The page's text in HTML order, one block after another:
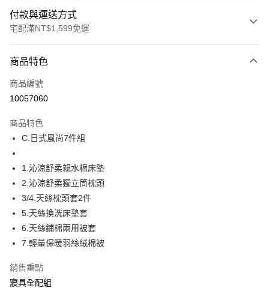
付款與運送方式
宅配滿NT$1,599免運
信用卡一次付款
LINE Pay
街口支付
全盈+PAY
運送方式
每筆NT$150，滿NT$1,599(含以上)免運費
商品特色
商品編號
10057060
商品特色
C.日式風尚7件組
1.沁涼舒柔親水棉床墊
2.沁涼舒柔獨立筒枕頭
3/4.天絲枕頭套2件
5.天絲換洗床墊套
6.天絲鋪棉兩用被套
7.輕量保暖羽絲絨棉被
銷售重點
寢具全配組